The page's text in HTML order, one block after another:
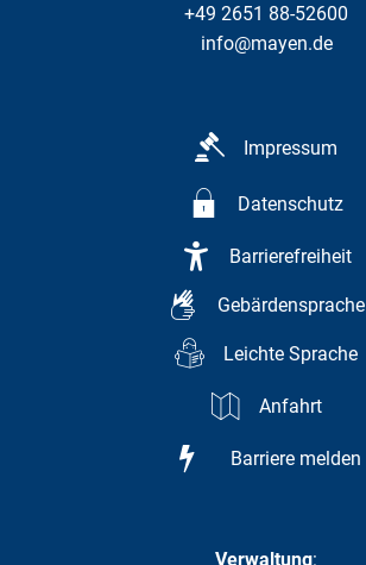
+49 2651 88-52600
info@mayen.de
Impressum
Datenschutz
Barrierefreiheit
Gebärdensprache
Leichte Sprache
Anfahrt
Barriere melden
Verwaltung: